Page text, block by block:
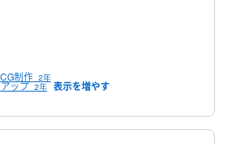
制作 2年
アップ 2年